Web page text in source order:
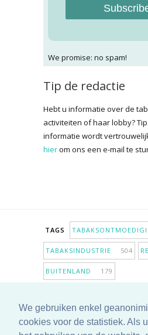
We gebruiken enkel
cookies voor de statistiek. Als
We promise: no spam!
Tip de redactie
Hebt u informatie over de
activiteiten of haar lobby?
informatie wordt
hierom ons een e-mail te
TAGS
TABAKSINDUSTRIE 504
BUITENLAND 179
ANTIROOKBELEID307
MEER TAGS TONEN